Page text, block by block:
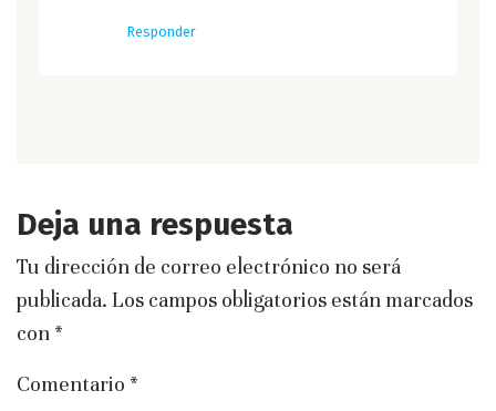
Responder
Deja una respuesta
Tu dirección de correo electrónico no será
publicada. Los campos obligatorios están marcados
con *
Comentario *